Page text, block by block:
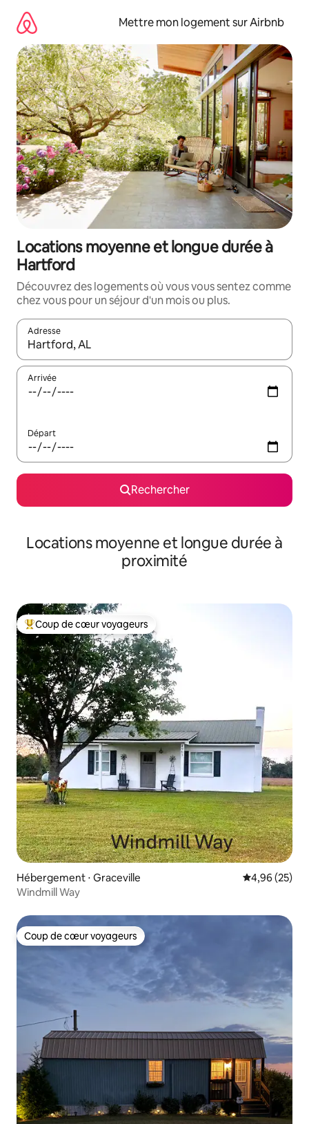
directement
contenu
Mettre mon logement sur Airbnb
Locations moyenne et longue durée à
Hartford
Découvrez des logements où vous vous sentez comme
chez vous pour un séjour d'un mois ou plus.
Adresse
Lorsque les résultats s'affichent, utilisez les flèches vers le
Arrivée
Départ
Rechercher
Locations moyenne et longue durée à
proximité
Coups de cœur voyageurs les plus appréciés
Coup de cœur voyageurs
Hébergement ⋅ Graceville Évaluation
4,96 (25)
Windmill Way
Coup de cœur voyageurs
Coup de cœur voyageurs